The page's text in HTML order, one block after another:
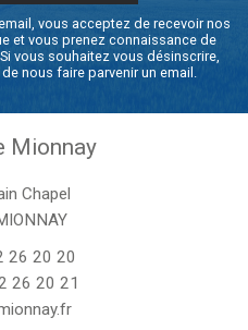
vous acceptez de recevoir nos
et vous prenez connaissance de
vous souhaitez vous désinscrire,
nous faire parvenir un email.
Mionnay
Chapel
26 20 20
26 20 21